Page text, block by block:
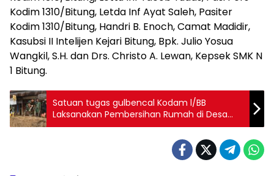
Kodim 1310/Bitung, Letda Inf Ayat Saleh, Pasiter
Kodim 1310/Bitung, Handri B. Enoch, Camat Madidir,
Kasubsi II Intelijen Kejari Bitung, Bpk. Julio Yosua
Wangkil, S.H. dan Drs. Christo A. Lewan, Kepsek SMK N
1 Bitung.
Satuan tugas gulbencal Kodam l/BB
Laksanakan Pembersihan Rumah di Desa
Garoga